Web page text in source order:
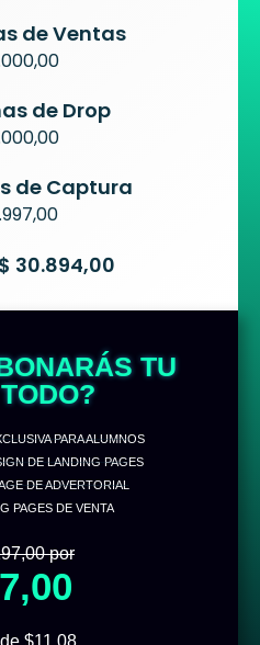
de Ventas
de Drop
de Captura
30.894,00
TU
PARA ALUMNOS
DE LANDING PAGES
DE ADVERTORIAL
PAGES DE VENTA
por
$11,08